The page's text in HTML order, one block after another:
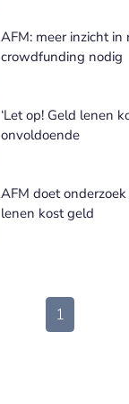
AFM: meer inzicht in
crowdfunding nodig
‘Let op! Geld lenen
onvoldoende
AFM doet
lenen kost geld
1